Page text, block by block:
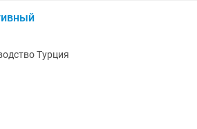
Турция